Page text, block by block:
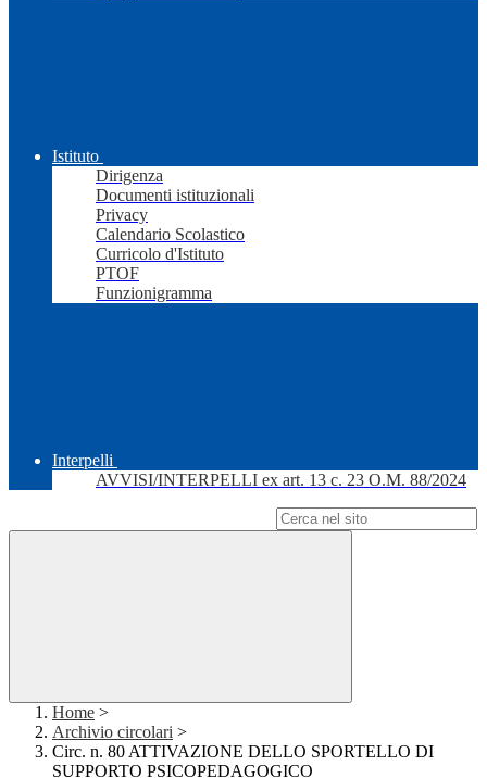
Istituto
Dirigenza
Documenti istituzionali
Privacy
Calendario Scolastico
Curricolo d'Istituto
PTOF
Funzionigramma
Interpelli
AVVISI/INTERPELLI ex art. 13 c. 23 O.M. 88/2024
Home >
Archivio circolari >
Circ. n. 80 ATTIVAZIONE DELLO SPORTELLO DI
SUPPORTO PSICOPEDAGOGICO